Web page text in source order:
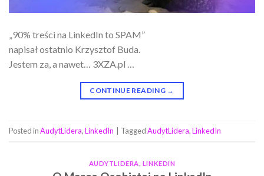
„90% treści na LinkedIn to SPAM”
napisał ostatnio Krzysztof Buda.
Jestem za, a nawet… 3XZA.pl …
CONTINUE READING →
Posted inAudytLidera,LinkedIn TaggedAudytLidera,LinkedIn
AUDYTLIDERA LINKEDIN